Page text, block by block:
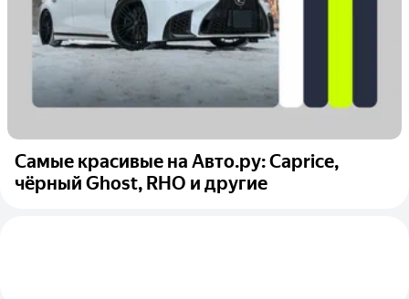
Самые красивые на Авто.ру: Caprice,
чёрный Ghost, RHO и другие